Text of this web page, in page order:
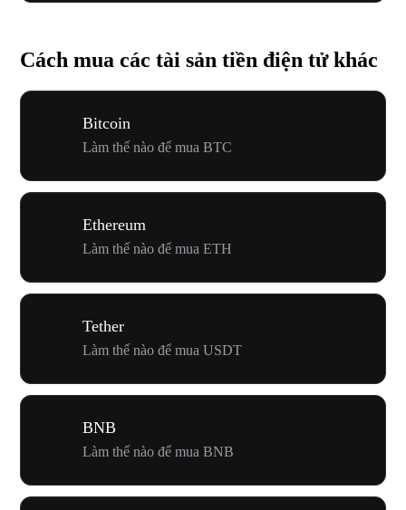
Cách mua các tài sản tiền điện tử khác
Bitcoin
Làm thế nào để mua BTC
Ethereum
Làm thế nào để mua ETH
Tether
Làm thế nào để mua USDT
BNB
Làm thế nào để mua BNB